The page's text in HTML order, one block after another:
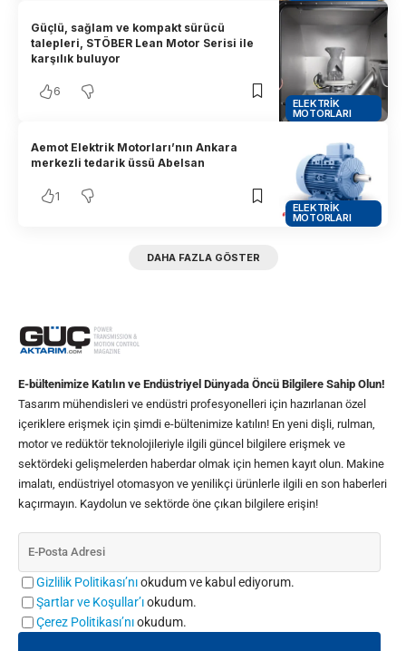
ELEKTRIK
MOTORLARI
Güçlü, sağlam ve kompakt sürücü
talepleri, STÖBER Lean Motor Serisi ile
karşılık buluyor
6
ELEKTRIK
MOTORLARI
Aemot Elektrik Motorları’nın Ankara
merkezli tedarik üssü Abelsan
1
DAHA FAZLA GÖSTER
E-bültenimize Katılın ve Endüstriyel Dünyada Öncü Bilgilere Sahip Olun!
Tasarım mühendisleri ve endüstri profesyonelleri için hazırlanan özel
içeriklere erişmek için şimdi e-bültenimize katılın! En yeni dişli, rulman,
motor ve redüktör teknolojileriyle ilgili güncel bilgilere erişmek ve
sektördeki gelişmelerden haberdar olmak için hemen kayıt olun. Makine
imalatı, endüstriyel otomasyon ve yenilikçi ürünlerle ilgili en son haberleri
kaçırmayın. Kaydolun ve sektörde öne çıkan bilgilere erişin!
Gizlilik Politikası’nıokudum ve kabul ediyorum.
Şartlar ve Koşullar’ıokudum.
Çerez Politikası’nıokudum.